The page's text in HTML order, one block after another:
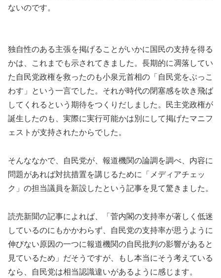
ないのです。
独自性のある主張を掲げることがいかに国民の支持を得る
かは、これまでも示されてきました。長期的に凋落してい
た自民党政権を救ったのも小泉元首相の「自民党をぶっこ
わす」という一言でした。それが時代の閉塞感を吹き飛ば
してくれるという期待をつくりだしました。民主党政権が
誕生したのも、実際に実行可能かは別にして掲げたマニフ
ェストが支持されたからでした。
そんななかで、自民党が、報道機関の論調を調べ、内容に
問題があれば対抗措置を講じるために「メディアチェッ
ク」の担当議員を新設したという記事を見て驚きました。
読売新聞の記事によれば、「菅内閣の支持率が著しく低迷
しているのにもかかわらず、自民党の支持率が思うように
伸びない原因の一つに報道機関の自民批判の影響があると
見ているため」だそうですが、もし本当にそう考えている
なら、自民党は相当認識違いがあるように感じます。